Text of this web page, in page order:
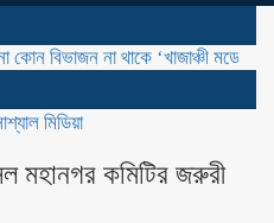
বিভাজন না থাকে ‘খাজাঞ্চী মডেল’
মিডিয়া
মহানগর কমিটির জরুরী